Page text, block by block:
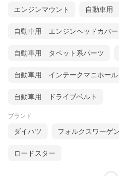
エンジンマウント 自動車用
自動車用 エンジンヘッドカバー
自動車用 タペット系パーツ
自動車用 インテークマニホール
自動車用 ドライブベルト
ブランド
ダイハツ フォルクスワーゲン
ロードスター